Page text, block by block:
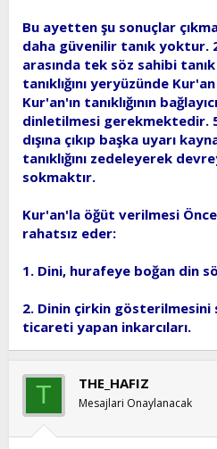
Bu ayetten şu sonuçlar
daha güvenilir tanık yoktur.
arasında tek söz sahibi
tanıklığını yeryüzünde
Kur'an'ın tanıklığının
dinletilmesi gerekmektedir. 5.
dışına çıkıp başka uyarı
tanıklığını zedeleyerek
sokmaktır.
Kur'an'la öğüt verilmesi
rahatsız eder:
1. Dini, hurafeye boğan din
2. Dinin çirkin
ticareti yapan inkarcıları.
T THE_HAFIZ
Mesajlari Onaylanacak